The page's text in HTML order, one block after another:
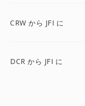
CRW から JFI に
DCR から JFI に